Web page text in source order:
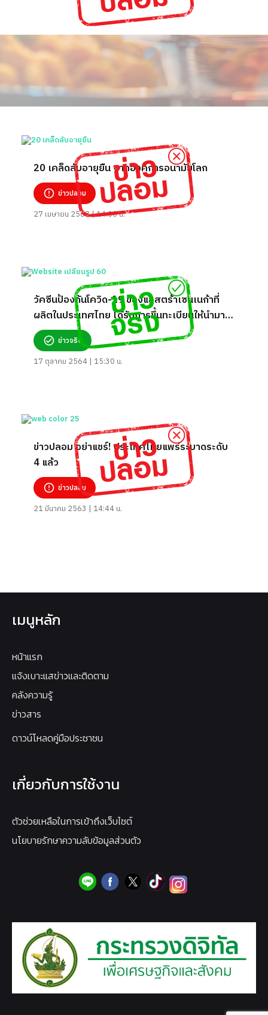
20 เคล็ดลับอายุยืน จากองค์การอนามัยโลก
ข่าวปลอม
27 เมษายน 2568 | 14:00 น.
วัคซีนป้องกันโควิด-19 ของแอสตร้าเซนเนก้าที่
ผลิตในประเทศไทย ได้รับการขึ้นทะเบียนให้นำมาใช้
ในภาวะฉุกเฉินโดยองค์การอนามัยโลกแล้ว จริง
หรือ? ข่าวจริง
17 ตุลาคม 2564 | 15:30 น.
ข่าวปลอม อย่าแชร์! ประเทศไทยแพร่ระบาดระดับ
4 แล้ว
ข่าวปลอม
21 มีนาคม 2563 | 14:44 น.
เมนูหลัก
หน้าแรก
แจ้งเบาะแสข่าวและติดตาม
คลังความรู้
ข่าวสาร
ดาวน์โหลดคู่มือประชาชน
เกี่ยวกับการใช้งาน
ตัวช่วยเหลือในการเข้าถึงเว็บไซต์
นโยบายรักษาความลับข้อมูลส่วนตัว